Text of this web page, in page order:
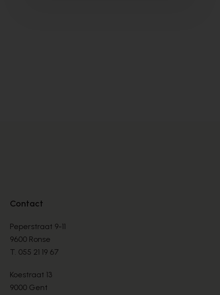
Contact
Peperstraat 9-11
9600 Ronse
T. 055 21 19 67
Koestraat 13
9000 Gent